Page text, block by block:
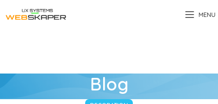
MENU
Blog